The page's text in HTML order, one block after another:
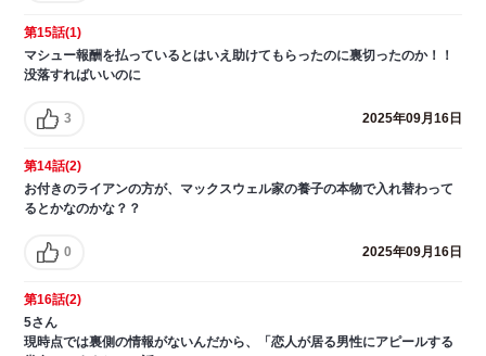
第15話(1)
マシュー報酬を払っているとはいえ助けてもらったのに裏切ったのか！！
没落すればいいのに
3 2025年09月16日
第14話(2)
お付きのライアンの方が、マックスウェル家の養子の本物で入れ替わって
るとかなのかな？？
0 2025年09月16日
第16話(2)
5さん
現時点では裏側の情報がないんだから、「恋人が居る男性にアピールする